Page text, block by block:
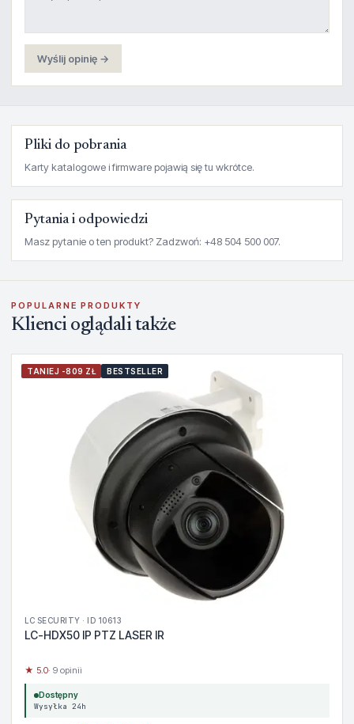
Wyślij opinię →
Pliki do pobrania
Karty katalogowe i firmware pojawią się tu wkrótce.
Pytania i odpowiedzi
Masz pytanie o ten produkt? Zadzwoń: +48 504 500 007.
POPULARNE PRODUKTY
Klienci oglądali także
TANIEJ -809 ZŁ BESTSELLER
LC SECURITY · ID 10613
LC-HDX50 IP PTZ LASER IR
★ 5.0· 9 opinii
Dostępny
Wysyłka 24h